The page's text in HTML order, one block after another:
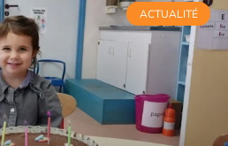
ACTUALITÉ